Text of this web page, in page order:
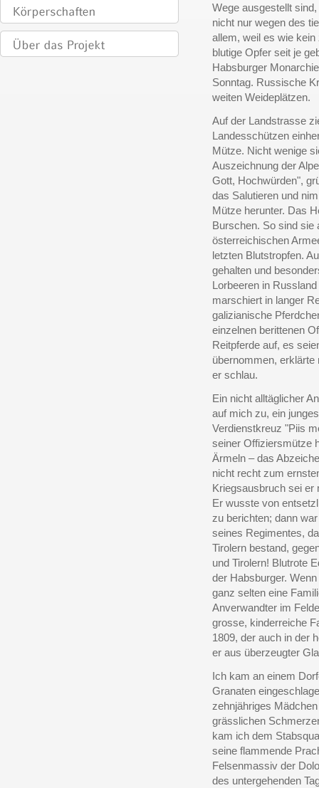
Wege ausgestellt
nicht nur wegen des
allem, weil es wie
blutige Opfer seit je
Habsburger
Sonntag. Russische
weiten Weideplätzen.
Auf der Landstrasse
Landesschützen
Mütze. Nicht wenige
Auszeichnung der
Gott, Hochwürden",
das Salutieren und
Mütze herunter. Das
Burschen. So sind sie
österreichischen
letzten Blutstropfen.
gehalten und
Lorbeeren in
marschiert in langer
galizianische
einzelnen berittenen
Reitpferde auf, es
übernommen, erklärte
er schlau.
Ein nicht alltäglicher
auf mich zu, ein
Verdienstkreuz "Piis
seiner Offiziersmütze
Ärmeln – das
nicht recht zum
Kriegsausbruch sei er
Er wusste von
zu berichten; dann
seines Regimentes,
Tirolern bestand,
und Tirolern! Blutrote
der Habsburger.
ganz selten eine
Anverwandter im
grosse, kinderreiche
1809, der auch in der
er aus überzeugter
Ich kam an einem
Granaten
zehnjähriges
grässlichen
kam ich dem
seine flammende
Felsenmassiv der
des untergehenden